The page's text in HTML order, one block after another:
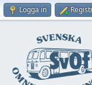
Logga in